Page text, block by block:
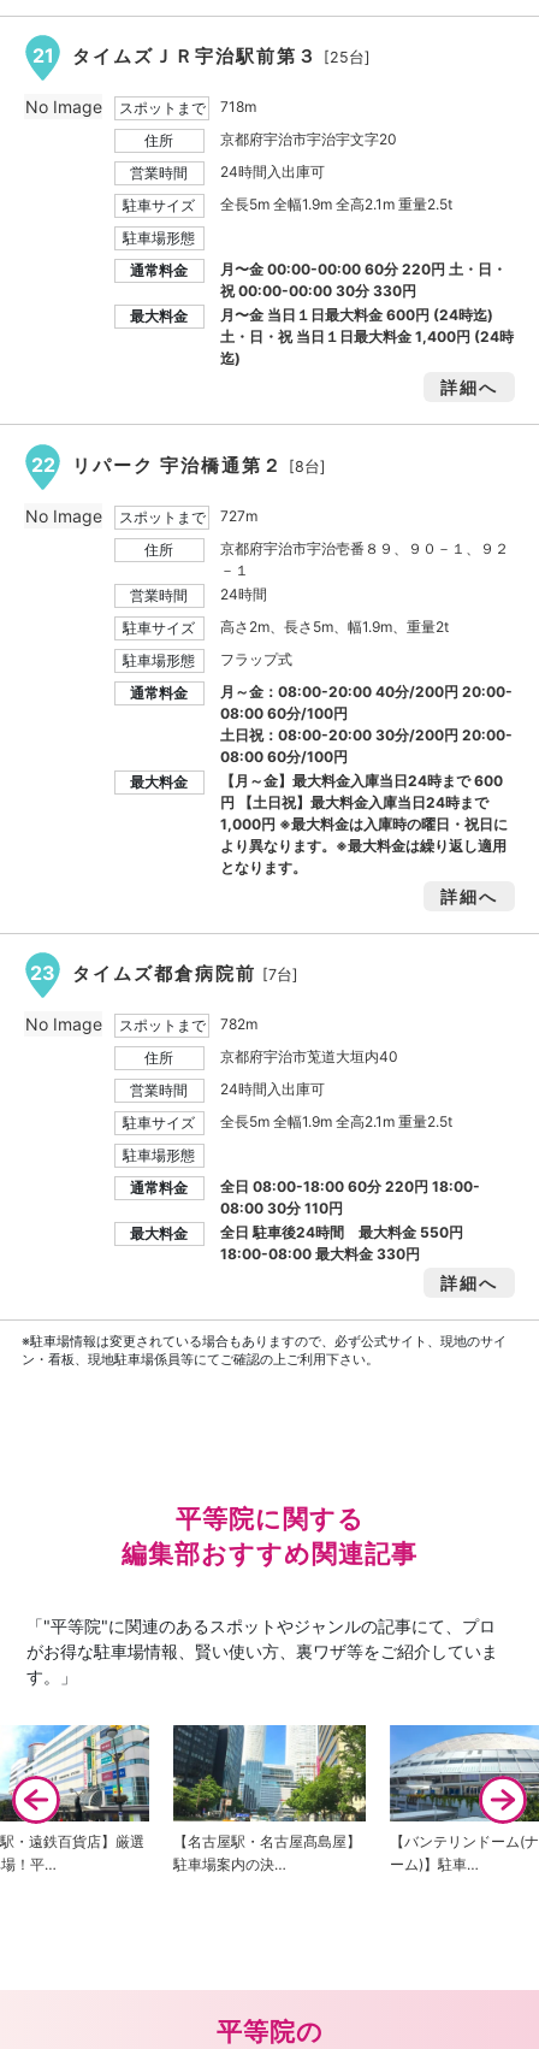
21 タイムズＪＲ宇治駅前第３ [25台]
スポットまで
718m
住所
京都府宇治市宇治宇文字20
営業時間
24時間入出庫可
駐車サイズ
全長5m 全幅1.9m 全高2.1m 重量2.5t
駐車場形態
通常料金
月〜金 00:00-00:00 60分 220円 土・日・
祝 00:00-00:00 30分 330円
最大料金
月〜金 当日１日最大料金600円 (24時迄)
土・日・祝 当日１日最大料金1,400円 (24時
迄)
詳細へ
No Image
22 リパーク 宇治橋通第２ [8台]
スポットまで
727m
住所
京都府宇治市宇治壱番８９、９０－１、９２
－１
営業時間
24時間
駐車サイズ
高さ2m、長さ5m、幅1.9m、重量2t
駐車場形態
フラップ式
通常料金
月～金：08:00-20:00 40分/200円 20:00-
08:00 60分/100円
土日祝：08:00-20:00 30分/200円 20:00-
08:00 60分/100円
最大料金
【月～金】最大料金入庫当日24時まで600
円
【土日祝】最大料金入庫当日24時まで
1,000円 ※最大料金は入庫時の曜日・祝日に
より異なります。※最大料金は繰り返し適用
となります。
詳細へ
No Image
23 タイムズ都倉病院前 [7台]
スポットまで
782m
住所
京都府宇治市莵道大垣内40
営業時間
24時間入出庫可
駐車サイズ
全長5m 全幅1.9m 全高2.1m 重量2.5t
駐車場形態
通常料金
全日 08:00-18:00 60分 220円 18:00-
08:00 30分 110円
最大料金
全日 駐車後24時間 最大料金 550円
18:00-08:00 最大料金330円
詳細へ
No Image
※駐車場情報は変更されている場合もありますので、必ず公式サイト、現地のサイ
ン・看板、現地駐車場係員等にてご確認の上ご利用下さい。
平等院に関する
編集部おすすめ関連記事
「"平等院"に関連のあるスポットやジャンルの記事にて、プロ
がお得な駐車場情報、賢い使い方、裏ワザ等をご紹介していま
す。」
・遠鉄百貨店】厳選
！平…
【名古屋駅・名古屋髙島屋】
駐車場案内の決…
【バンテリンドーム(
ーム)】駐車…
平等院の